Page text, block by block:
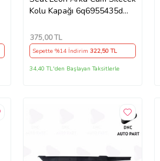
Kolu Kapağı 6q6955435d
Araçlara Uyumlu
375,00 TL
Sepette %14 İndirim 322,50 TL
34,40 TL'den Başlayan Taksitlerle